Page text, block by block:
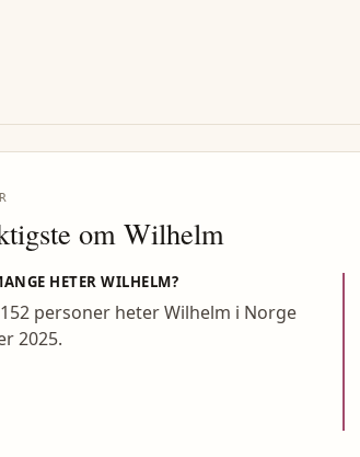
om Wilhelm
HETERWILHELM?
personer heter Wilhelm i Norge
2025.